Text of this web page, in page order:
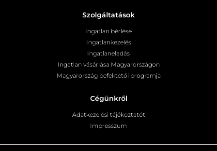
Szolgáltatások
Ingatlan bérlése
Ingatlankezelés
Ingatlaneladás
Ingatlan vásárlása Magyarországon
Magyarország befektetői programja
Cégünkről
Adatkezelési tájékoztatót
Impresszum